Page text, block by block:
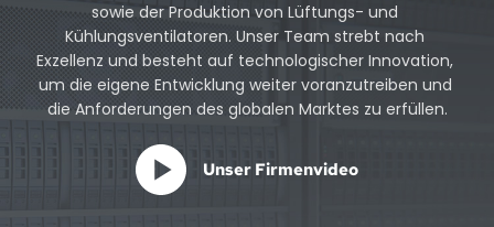
sowie der Produktion von Lüftungs- und
Kühlungsventilatoren. Unser Team strebt nach
Exzellenz und besteht auf technologischer Innovation,
um die eigene Entwicklung weiter voranzutreiben und
die Anforderungen des globalen Marktes zu erfüllen.
Unser Firmenvideo